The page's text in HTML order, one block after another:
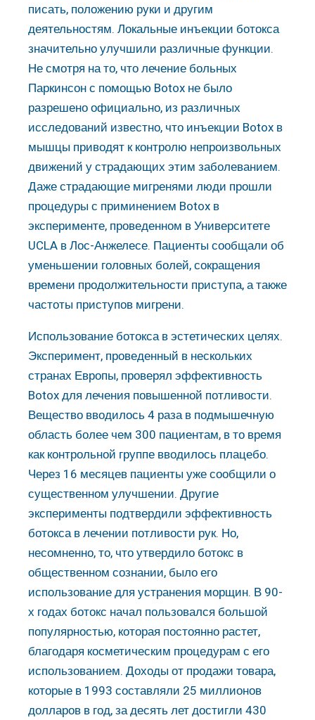
писать, положению руки и другим
деятельностям. Локальные инъекции ботокса
значительно улучшили различные функции.
Не смотря на то, что лечение больных
Паркинсон с помощью Botox не было
разрешено официально, из различных
исследований известно, что инъекции Botox в
мышцы приводят к контролю непроизвольных
движений у страдающих этим заболеванием.
Даже страдающие мигренями люди прошли
процедуры с приминением Botox в
эксперименте, проведенном в Университете
UCLA в Лос-Анжелесе. Пациенты сообщали об
уменьшении головных болей, сокращения
времени продолжительности приступа, а также
частоты приступов мигрени.
Использование ботокса в эстетических целях.
Эксперимент, проведенный в нескольких
странах Европы, проверял эффективность
Botox для лечения повышенной потливости.
Вещество вводилось 4 раза в подмышечную
область более чем 300 пациентам, в то время
как контрольной группе вводилось плацебо.
Через 16 месяцев пациенты уже сообщили о
существенном улучшении. Другие
эксперименты подтвердили эффективность
ботокса в лечении потливости рук. Но,
несомненно, то, что утвердило ботокс в
общественном сознании, было его
использование для устранения морщин. В 90-
х годах ботокс начал пользовался большой
популярностью, которая постоянно растет,
благодаря косметическим процедурам с его
использованием. Доходы от продажи товара,
которые в 1993 составляли 25 миллионов
долларов в год, за десять лет достигли 430